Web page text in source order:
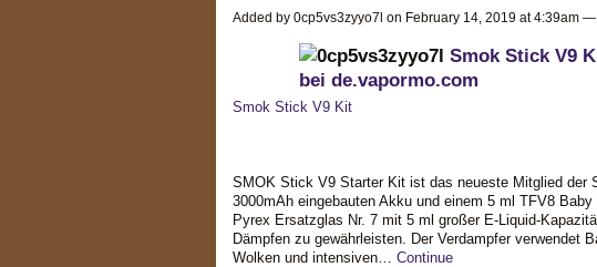
Added by 0cp5vs3zyyo7l on February 14, 2019 at 4:39am
Smok Stick V9
bei de.vapormo.com
Smok Stick V9 Kit
SMOK Stick V9 Starter Kit ist das neueste Mitglied der
3000mAh eingebauten Akku und einem 5 ml TFV8
Pyrex Ersatzglas Nr. 7 mit 5 ml großer E-Liquid-
Dämpfen zu gewährleisten. Der Verdampfer verwendet
Wolken und intensiven… Continue